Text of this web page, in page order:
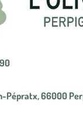
Pépratx, 66000